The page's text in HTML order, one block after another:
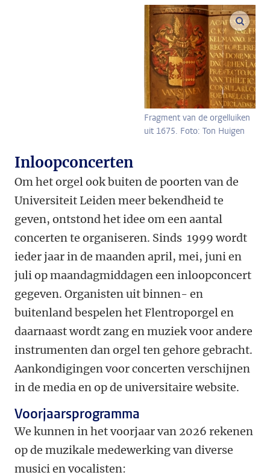
Fragment van de orgelluiken
uit 1675. Foto: Ton Huigen
Inloopconcerten
Om het orgel ook buiten de poorten van de
Universiteit Leiden meer bekendheid te
geven, ontstond het idee om een aantal
concerten te organiseren. Sinds 1999 wordt
ieder jaar in de maanden april, mei, juni en
juli op maandagmiddagen een inloopconcert
gegeven. Organisten uit binnen- en
buitenland bespelen het Flentroporgel en
daarnaast wordt zang en muziek voor andere
instrumenten dan orgel ten gehore gebracht.
Aankondigingen voor concerten verschijnen
in de media en op de universitaire website.
Voorjaarsprogramma
We kunnen in het voorjaar van 2026 rekenen
op de muzikale medewerking van diverse
musici en vocalisten: